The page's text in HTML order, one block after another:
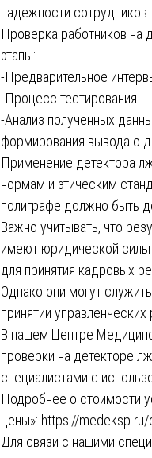
надежности сотрудников.
Проверка работников
этапы:
-Предварительное
-Процесс тестирования.
-Анализ полученных
формирования вывода о
Применение детектора
нормам и этическим
полиграфе должно быть
Важно учитывать, что
имеют юридической
для принятия кадровых
Однако они могут
принятии управленческих
В нашем Центре
проверки на детекторе
специалистами с
Подробнее о стоимости
цены»: https://
Для связи с нашими